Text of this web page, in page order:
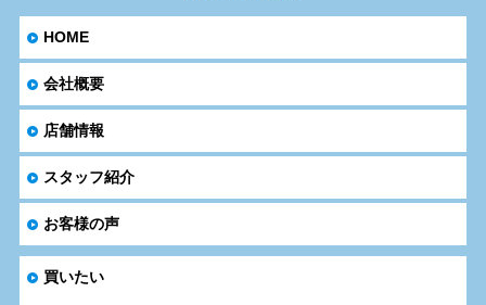
HOME
会社概要
店舗情報
スタッフ紹介
お客様の声
買いたい